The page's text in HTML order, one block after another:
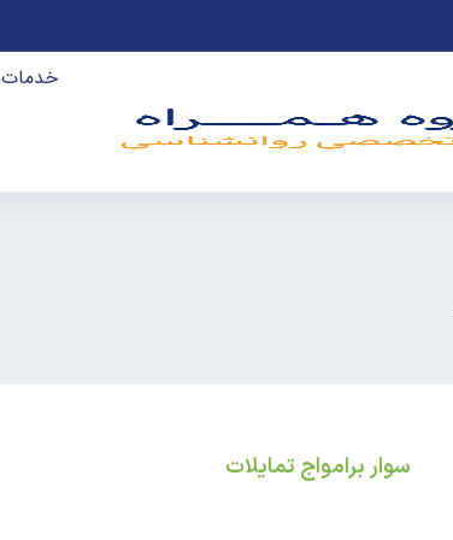
خدمات
سوار برامواج تمایلات